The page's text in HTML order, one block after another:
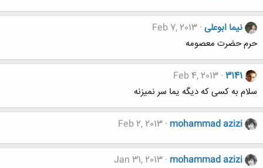
نیما ابوعلی Feb 7, 2013
حرم حضرت معصومه
3141
Feb 4, 2013
سلام به کسی که دیگه یما سر نمیزنه
mohammad azizi
Feb 2, 2013
mohammad azizi
Jan 31, 2013